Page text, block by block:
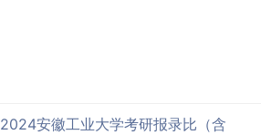
2024安徽工业大学考研报录比（含